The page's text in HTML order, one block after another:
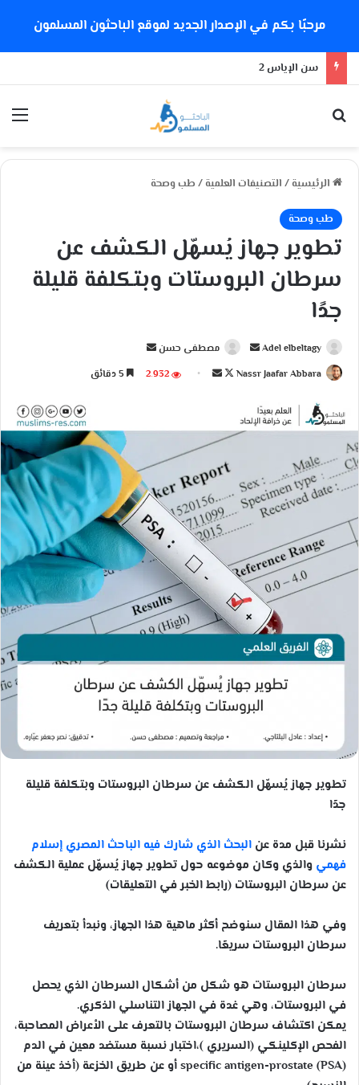
مرحبًا بكم في الإصدار الجديد لموقع الباحثون المسلمون
هل تدعم إيمان الإمام الشذوذ الجنسي؟
الرئيسية / التصنيفات العلمية / طب وصحة
طب وصحة
تطوير جهاز يُسهّل الكشف عن
سرطان البروستات وبتكلفة قليلة
جدًا
Adel elbeltagy
ر
ب
د
ا
إ
ك
ت
ر
و
ن
ي
مصطفى حسن
ر
ي
د
ا
إ
ل
ك
ر
و
ن
ي
Nassr Jaafar Abbara
ت
ع
ل
X
ل
ر
ي
د
ا
إ
ك
ت
ر
ن
ي
ا
2٬932
تطوير جهاز يُسهّل الكشف عن سرطان البروستات وبتكلفة قليلة
جدًا
نشرنا قبل مدة عن البحث الذي شارك فيه الباحث المصري إسلام
فهمي والذي وكان موضوعه حول تطوير جهاز يُسهّل عملية الكشف
عن سرطان البروستات (رابط الخبر في التعليقات)
وفي هذا المقال سنوضح أكثر ماهية هذا الجهاز، ونبدأ بتعريف
سرطان البروستات سريعًا.
سرطان البروستات هو شكل من أشكال السرطان الذي يحصل
في البروستات، وهي غدة في الجهاز التناسلي الذكري.
يمكن اكتشاف سرطان البروستات بالتعرف على الأعراض المصاحبة،
الفحص الإكلينكي (السريري )،اختبار نسبة مستضد معين في الدم
specific antigen-prostate (PSA) أو عن طريق الخزعة (أخذ عينة من